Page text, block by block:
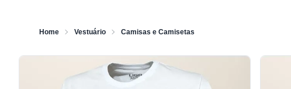
Home Vestuário Camisas e Camisetas